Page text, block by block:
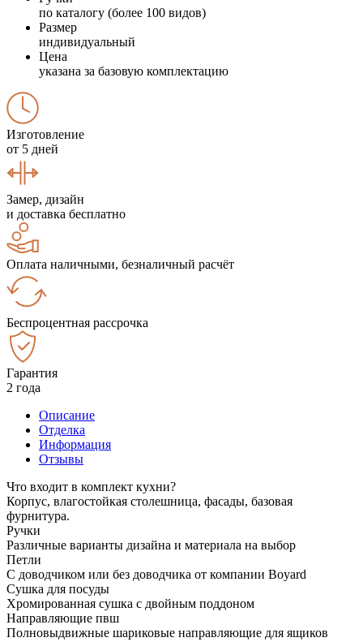
по каталогу (более 100 видов)
Размер
индивидуальный
Цена
указана за базовую комплектацию
Изготовление
от 5 дней
Замер, дизайн
и доставка бесплатно
Оплата наличными, безналичный расчёт
Беспроцентная рассрочка
Гарантия
2 года
Описание
Отделка
Информация
Отзывы
Что входит в комплект кухни?
Корпус, влагостойкая столешница, фасады, базовая
фурнитура.
Ручки
Различные варианты дизайна и материала на выбор
Петли
С доводчиком или без доводчика от компании Boyard
Сушка для посуды
Хромированная сушка с двойным поддоном
Направляющие пвш
Полновыдвижные шариковые направляющие для ящиков